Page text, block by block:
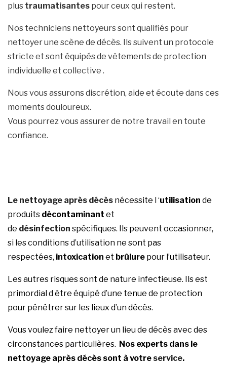
plus traumatisantes pour ceux qui restent.
Nos techniciens nettoyeurs sont qualifiés pour
nettoyer une scène de décès. Ils suivent un protocole
stricte et sont équipés de vêtements de protection
individuelle et collective .
Nous vous assurons discrétion, aide et écoute dans ces
moments douloureux.
Vous pourrez vous assurer de notre travail en toute
confiance.
Le nettoyage après décès nécessite l ‘utilisation de
produits décontaminant et
de désinfection spécifiques. Ils peuvent occasionner,
si les conditions d’utilisation ne sont pas
respectées, intoxication et brûlure pour l’utilisateur.
Les autres risques sont de nature infectieuse. Ils est
primordial d être équipé d’une tenue de protection
pour pénétrer sur les lieux d’un décès.
Vous voulez faire nettoyer un lieu de décès avec des
circonstances particulières. Nos experts dans le
nettoyage après décès sont à votre service.